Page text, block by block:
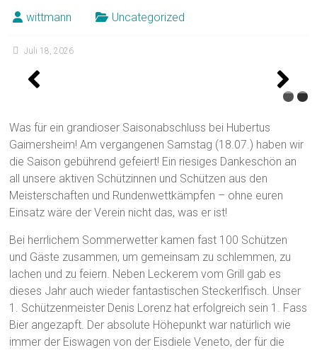
wittmann Uncategorized
Juli 18, 2026
Was für ein grandioser Saisonabschluss bei Hubertus
Gaimersheim! Am vergangenen Samstag (18.07.) haben wir
die Saison gebührend gefeiert! Ein riesiges Dankeschön an
all unsere aktiven Schützinnen und Schützen aus den
Meisterschaften und Rundenwettkämpfen – ohne euren
Einsatz wäre der Verein nicht das, was er ist!
Bei herrlichem Sommerwetter kamen fast 100 Schützen
und Gäste zusammen, um gemeinsam zu schlemmen, zu
lachen und zu feiern. Neben Leckerem vom Grill gab es
dieses Jahr auch wieder fantastischen Steckerlfisch. Unser
1. Schützenmeister Denis Lorenz hat erfolgreich sein 1. Fass
Bier angezapft. Der absolute Höhepunkt war natürlich wie
immer der Eiswagen von der Eisdiele Veneto, der für die